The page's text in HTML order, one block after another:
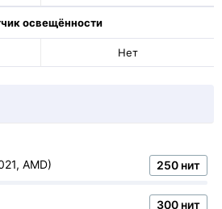
освещённости
Нет
AMD) 250 нит
300 нит